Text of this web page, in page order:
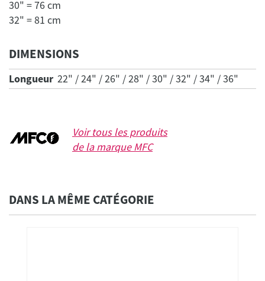
30" = 76 cm
32" = 81 cm
DIMENSIONS
Longueur 22" / 24" / 26" / 28" / 30" / 32" / 34" / 36"
Voir tous les produits
de la marqueMFC
DANS LA MÊME CATÉGORIE